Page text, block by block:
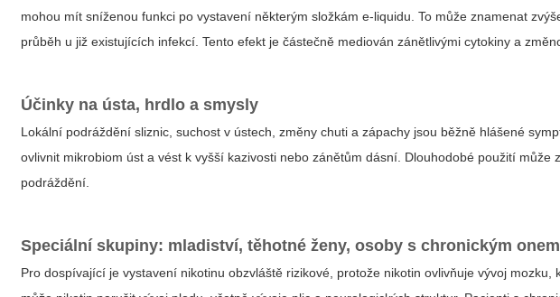
mohou mít sníženou funkci po vystavení některým složkám e-liquidu. To může znamenat
průběh u již existujících infekcí. Tento efekt je částečně mediován zánětlivými cytokiny a
Účinky na ústa, hrdlo a smysly
Lokální podráždění sliznic, suchost v ústech, změny chuti a zápachy jsou běžně hlášené
ovlivnit mikrobiom úst a vést k vyšší kazivosti nebo zánětům dásní. Dlouhodobé použití
podráždění.
Speciální skupiny: mladiství, těhotné ženy, osoby s chronickým
Pro dospívající je vystavení nikotinu obzvláště rizikové, protože nikotin ovlivňuje vývoj